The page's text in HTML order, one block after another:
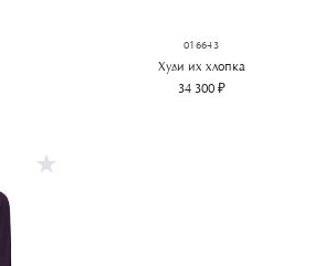
016643
Худи их хлопка
34 300 ₽